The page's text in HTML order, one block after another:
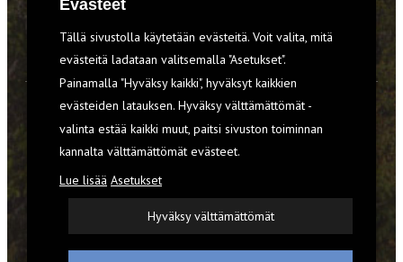
VARUSTEET
TILAA RETKI-LEHTI
YHTEYSTIEDOT
REKISTERISELOSTE
EVÄSTEET
Evästeet
Tällä sivustolla käytetään evästeitä. Voit valita, mitä
evästeitä ladataan valitsemalla "Asetukset".
Painamalla "Hyväksy kaikki", hyväksyt kaikkien
evästeiden latauksen. Hyväksy välttämättömät -
valinta estää kaikki muut, paitsi sivuston toiminnan
kannalta välttämättömät evästeet.
Lue lisää Asetukset
Hyväksy välttämättömät